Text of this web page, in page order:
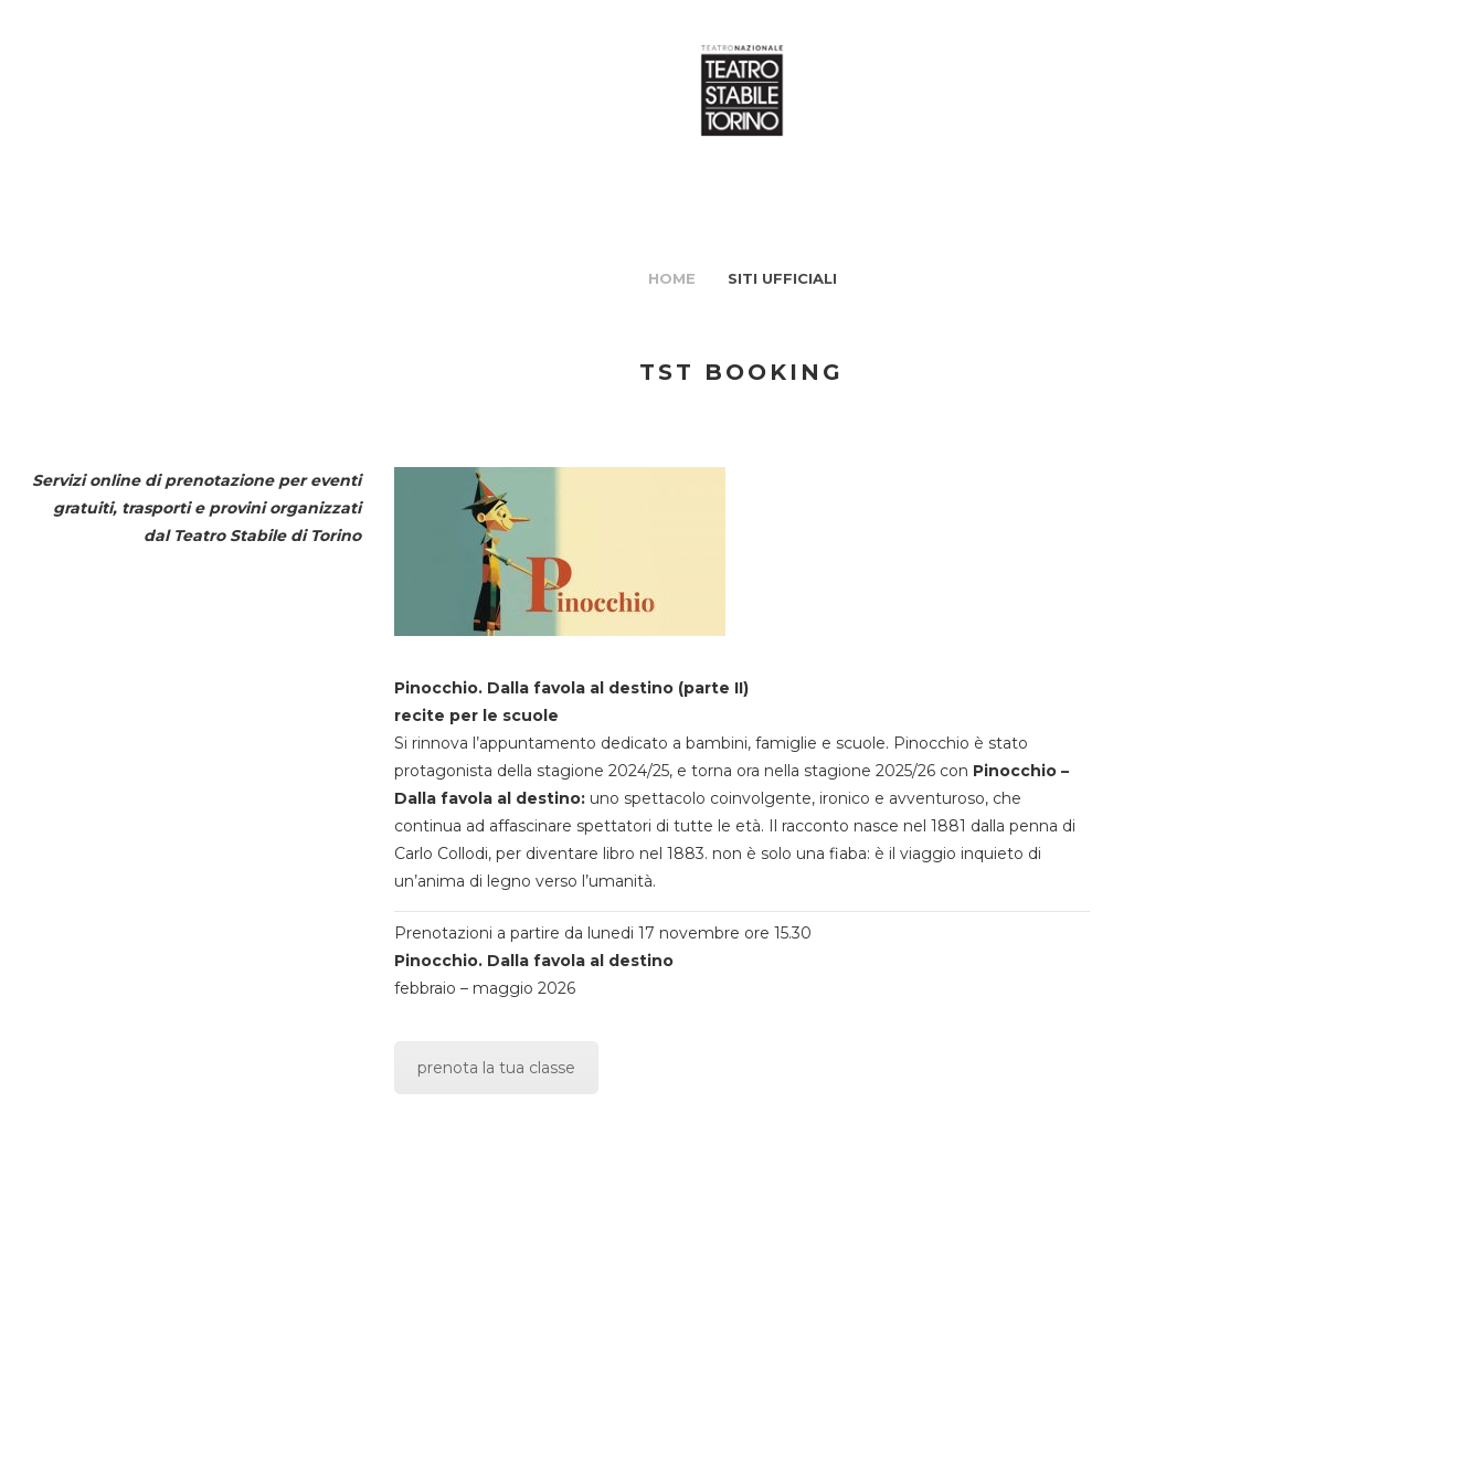
HOME SITI UFFICIALI
TST BOOKING
Servizi online di prenotazione per eventi
gratuiti, trasporti e provini organizzati
dal Teatro Stabile di Torino
Pinocchio. Dalla favola al destino (parte II)
recite per le scuole
Si rinnova l’appuntamento dedicato a bambini, famiglie e scuole. Pinocchio è stato
protagonista della stagione 2024/25, e torna ora nella stagione 2025/26 con Pinocchio –
Dalla favola al destino:uno spettacolo coinvolgente, ironico e avventuroso, che
continua ad affascinare spettatori di tutte le età. Il racconto nasce nel 1881 dalla penna di
Carlo Collodi, per diventare libro nel 1883. non è solo una fiaba: è il viaggio inquieto di
un’anima di legno verso l’umanità.
Prenotazioni a partire da lunedi 17 novembre ore 15.30
Pinocchio. Dalla favola al destino
febbraio – maggio 2026
prenota la tua classe